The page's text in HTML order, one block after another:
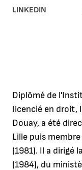
LINKEDIN
Diplômé de
licencié en droit,
Douay, a été
Lille puis
(1981). Il a dirigé
(1984), du